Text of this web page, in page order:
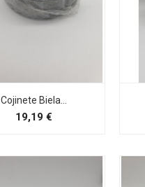
Cojinete Biela...
19,19 €